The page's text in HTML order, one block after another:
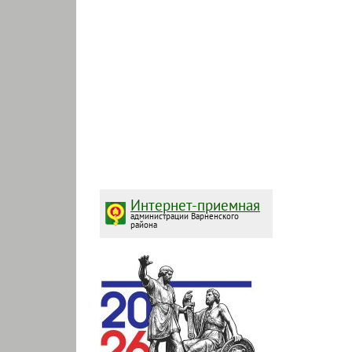
Интернет-приемная
администрации Варненского
района